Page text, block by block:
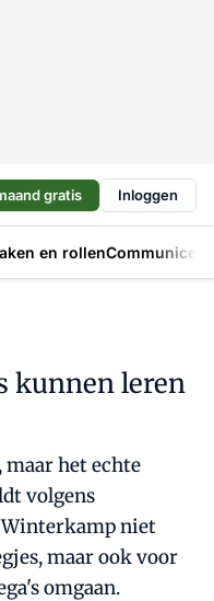
gratis Inloggen
en rollen
kunnen leren
het echte
volgens
niet
maar ook voor
omgaan.